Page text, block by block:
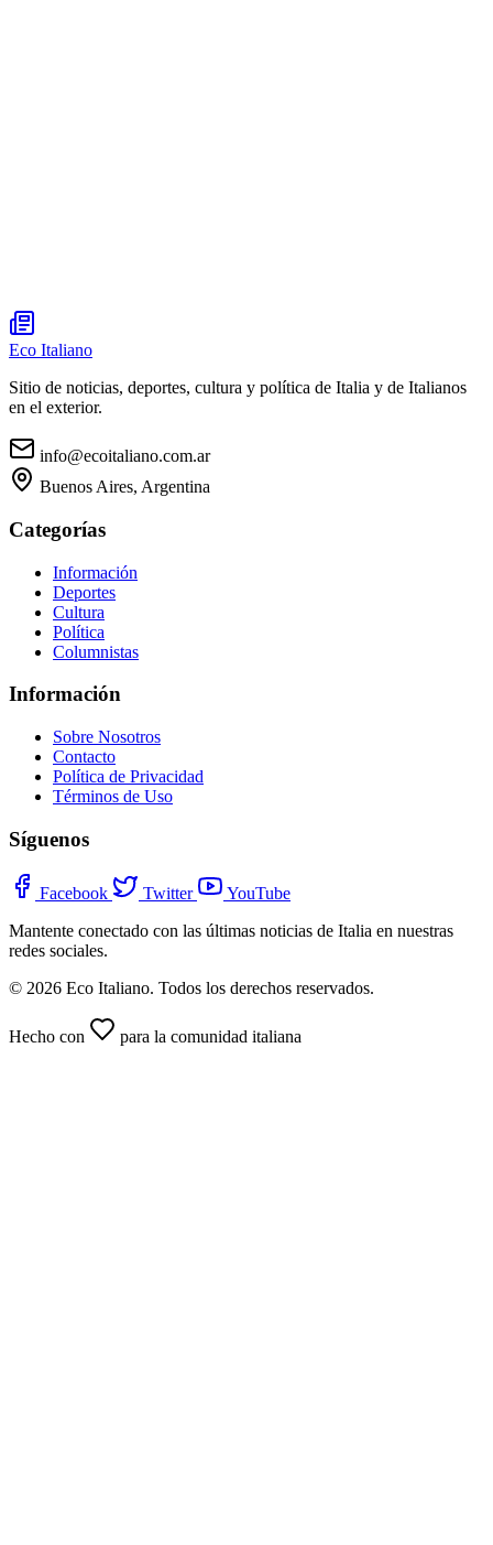
Eco Italiano
Sitio de noticias, deportes, cultura y política de Italia y de Italianos
en el exterior.
info@ecoitaliano.com.ar
Buenos Aires, Argentina
Categorías
Información
Deportes
Cultura
Política
Columnistas
Información
Sobre Nosotros
Contacto
Política de Privacidad
Términos de Uso
Síguenos
Facebook Twitter
YouTube
Mantente conectado con las últimas noticias de Italia en nuestras
redes sociales.
© 2026 Eco Italiano. Todos los derechos reservados.
Hecho con para la comunidad italiana